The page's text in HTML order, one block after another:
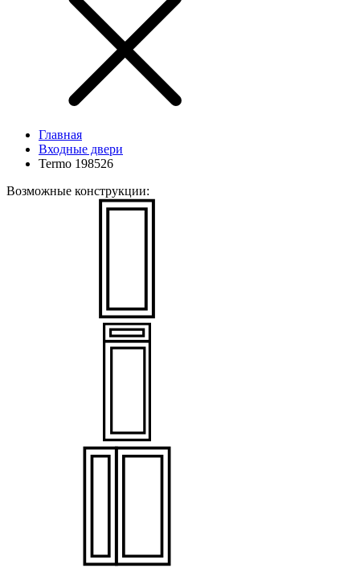
Главная
Входные двери
Termo 198526
Возможные конструкции: